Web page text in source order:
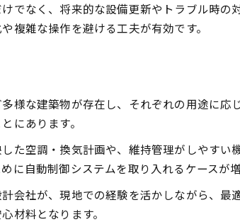
設備設計で生産性を高める考え方
工業団地の設備設計で意識すべき点
省エネ効果を高める設備設計の工
エネルギー効率と設備設計の関係性
設備設計でランニングコストを抑
省エネ型設備設計の実践事例と効
複雑化を抑える設備設計の進め方
でなく、将来的な設備更新やトラブル時
複雑な操作を避ける工夫が有効です。
様な建築物が存在し、それぞれの用途に
にあります。
た空調・換気計画や、維持管理がしやす
に自動制御システムを取り入れるケースが増
会社が、現地での経験を活かしながら、最
材料となります。